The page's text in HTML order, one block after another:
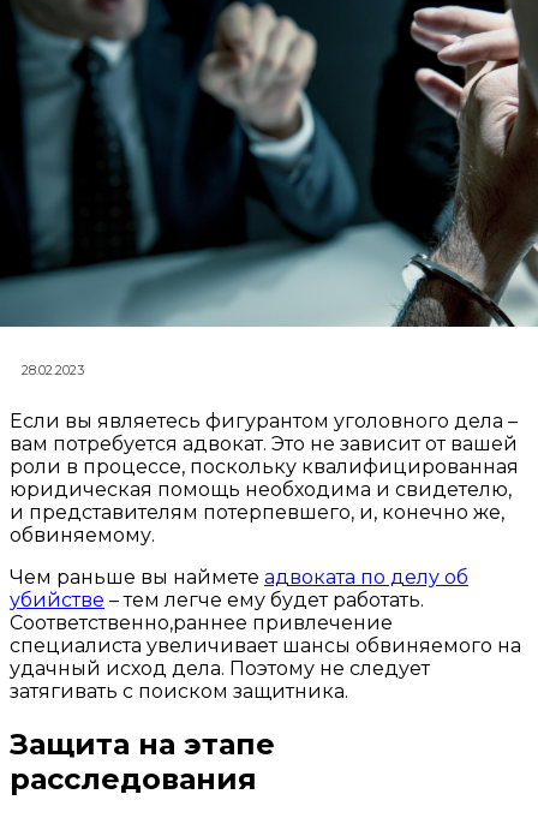
28.02.2023
Если вы являетесь фигурантом уголовного дела –
вам потребуется адвокат. Это не зависит от вашей
роли в процессе, поскольку квалифицированная
юридическая помощь необходима и свидетелю,
и представителям потерпевшего, и, конечно же,
обвиняемому.
Чем раньше вы наймете адвоката по делу об
убийстве – тем легче ему будет работать.
Соответственно,раннее привлечение
специалиста увеличивает шансы обвиняемого на
удачный исход дела. Поэтому не следует
затягивать с поиском защитника.
Защита на этапе
расследования